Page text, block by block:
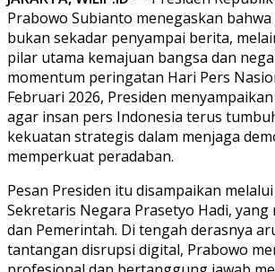
Prabowo Subianto menegaskan
bukan sekadar penyampai berita,
pilar utama kemajuan bangsa dan
momentum peringatan Hari Pers
Februari 2026, Presiden
agar insan pers Indonesia terus
kekuatan strategis dalam menjaga
memperkuat peradaban.
Pesan Presiden itu disampaikan
Sekretaris Negara Prasetyo Hadi, yang
dan Pemerintah. Di tengah derasnya
tantangan disrupsi digital, Prabowo